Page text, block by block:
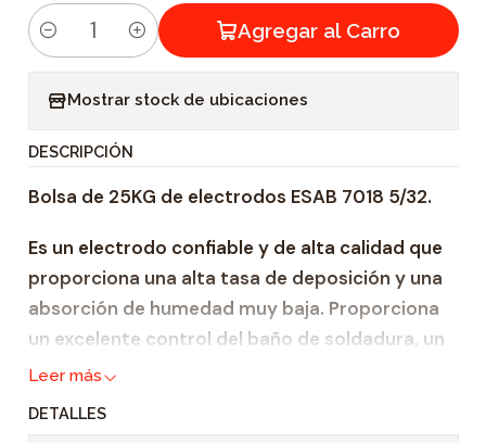
C
i
d
d
Agregar al Carro
Mostrar stock de ubicaciones
DESCRIPCIÓN
Bolsa de 25KG de electrodos ESAB 7018 5/32.
Es un electrodo confiable y de alta calidad que
proporciona una alta tasa de deposición y una
absorción de humedad muy baja. Proporciona
un excelente control del baño de soldadura, un
nivel mínimo de salpicaduras, un buen inicio del
facilita la soldadura, incluso en soldadura fuera
Leer más
DETALLES